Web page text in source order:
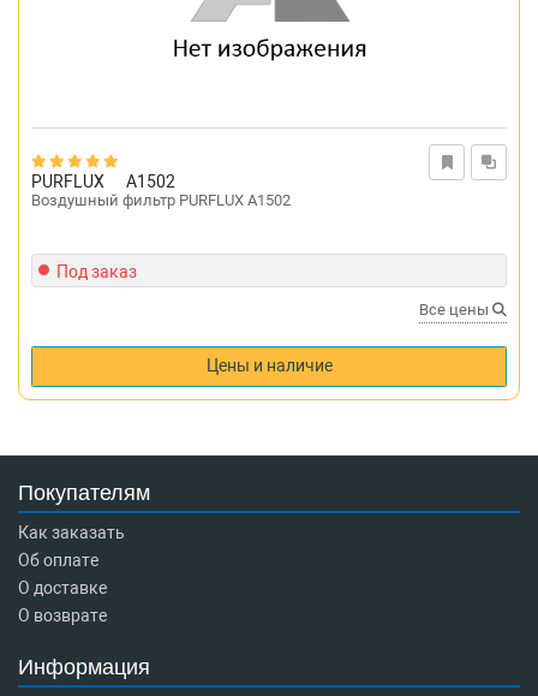
PURFLUX A1502
Воздушный фильтр PURFLUX A1502
Под заказ
Все цены
Цены и наличие
Покупателям
Как заказать
Об оплате
О доставке
О возврате
Информация